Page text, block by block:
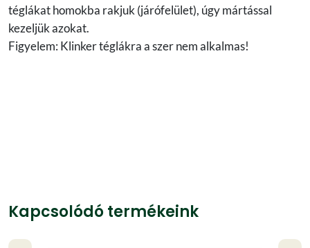
téglákat homokba rakjuk (járófelület), úgy mártással
kezeljük azokat.
Figyelem: Klinker téglákra a szer nem alkalmas!
Kapcsolódó termékeink